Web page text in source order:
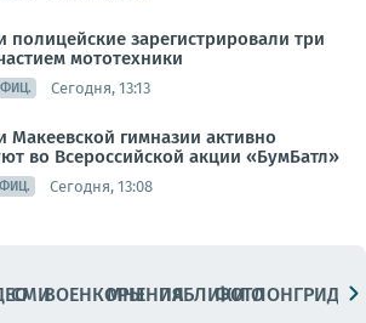
полицейские зарегистрировали три
мототехники
Сегодня, 13:13
Макеевской гимназии активно
во Всероссийской акции «БумБатл»
Сегодня, 13:08
СМИВОЕНКОРЫМНЕНИЯПАБЛИКИ
ФОТОЛОНГРИДЫ